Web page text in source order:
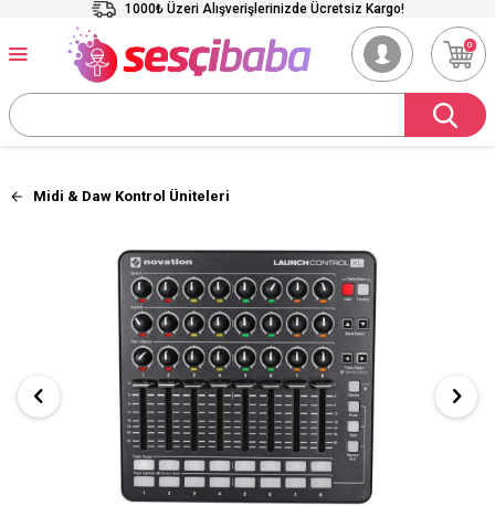
1000₺ Üzeri Alışverişlerinizde Ücretsiz Kargo!
0
Midi & Daw Kontrol Üniteleri